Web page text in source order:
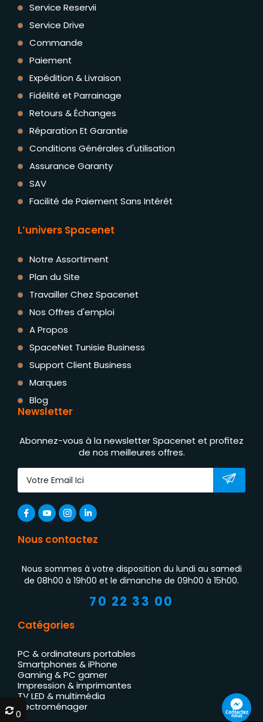
Service Reservii
Service Drive
Commande
Paiement
Expédition & Livraison
Fidélité et Parrainage
Retours & Échanges
Réparation Et Garantie
Conditions Générales d'utilisation
Assurance Garanty
SAV
Facilité de Paiement Sans Intérêt
L’univers Spacenet
Notre Assortiment
Plan du Site
Travailler Chez Spacenet
Nos Offres d'emploi
A Propos
SpaceNet Tunisie Business
Support Client Business
Marques
Blog
Newsletter
Abonnez-vous à la newsletter Spacenet et profitez
de nos meilleures offres.
Nous contactez
Nous sommes à votre disposition du lundi au samedi
de 08h00 à 19h00 et le dimanche de 09h00 à 15h00.
70 22 33 00
Catégories
PC & ordinateurs portables
Smartphones & iPhone
Gaming & PC gamer
Impression & imprimantes
TV LED & multimédia
Électroménager
Contactez
nous
0
0